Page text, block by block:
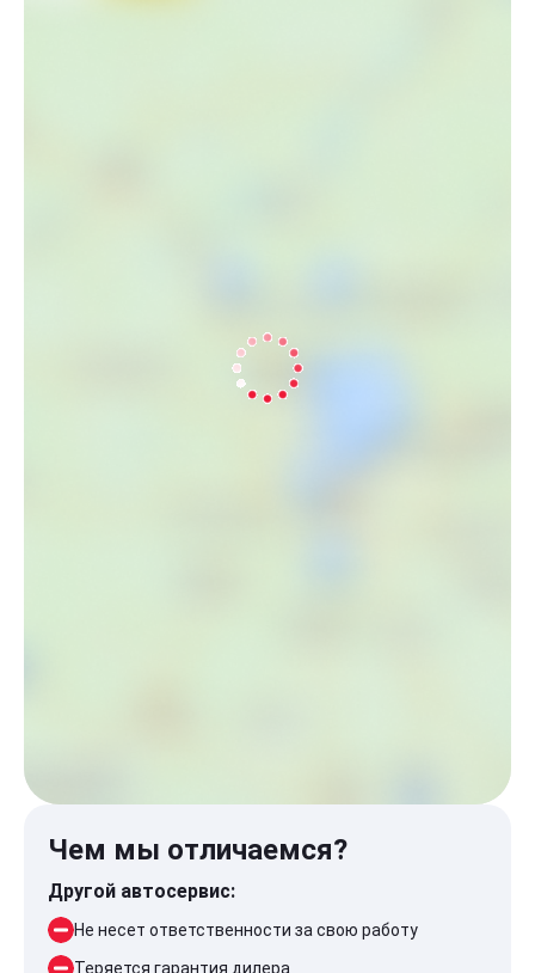
Чем мы отличаемся?
Другой автосервис:
Не несет ответственности за свою работу
Теряется гарантия дилера